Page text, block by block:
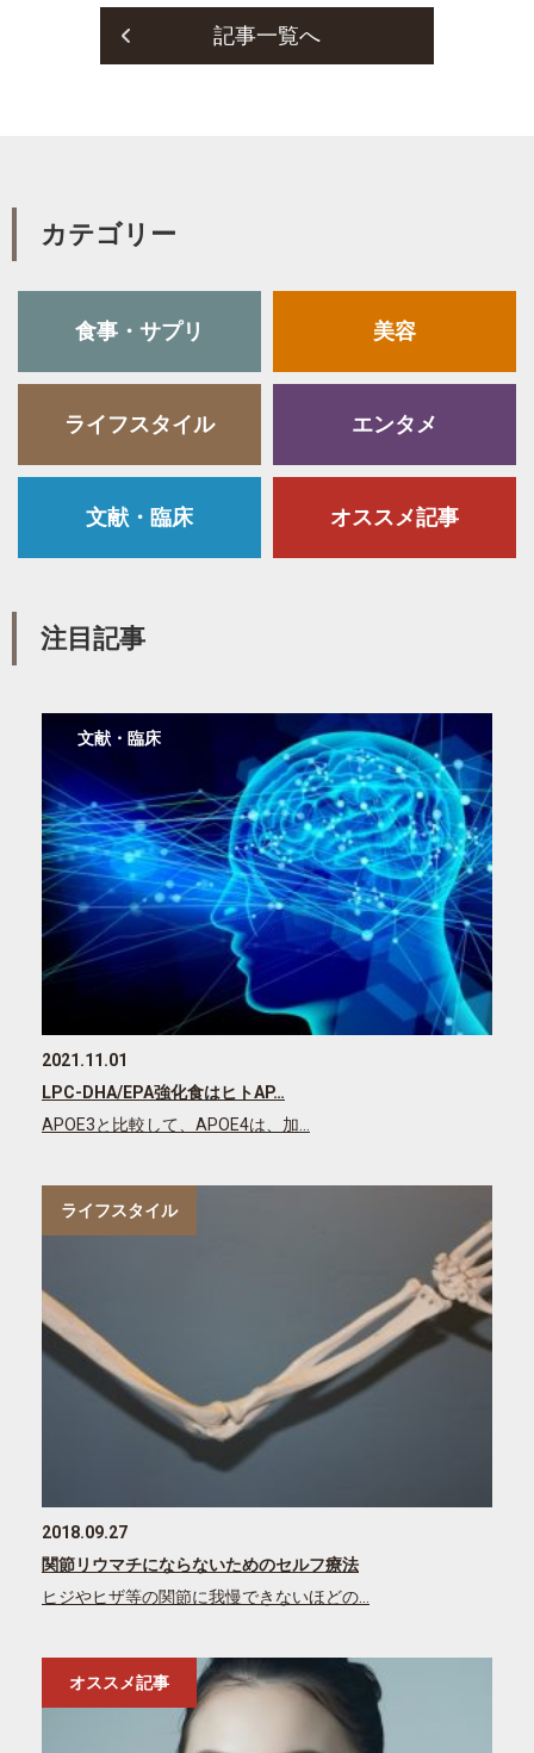
記事一覧へ
カテゴリー
食事・サプリ 美容
ライフスタイル エンタメ
文献・臨床 オススメ記事
注目記事
文献・臨床
2021.11.01
LPC-DHA/EPA強化食はヒトAP…
APOE3と比較して、APOE4は、加…
ライフスタイル
2018.09.27
関節リウマチにならないためのセルフ療法
ヒジやヒザ等の関節に我慢できないほどの…
オススメ記事